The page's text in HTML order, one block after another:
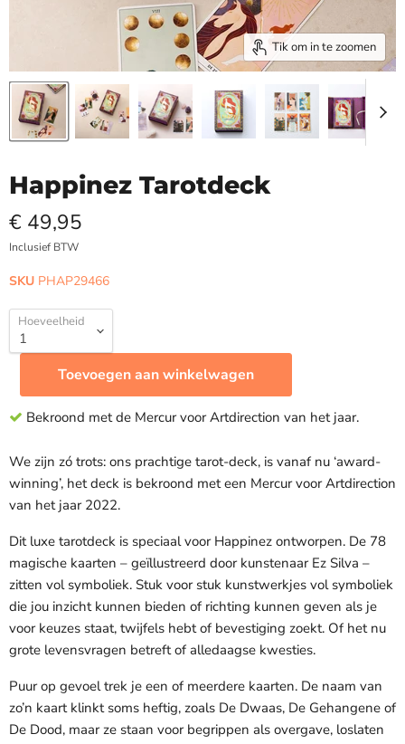
Tik om in te zoomen
Happinez Tarotdeck
€ 49,95
Inclusief BTW
SKU PHAP29466
Hoeveelheid
Toevoegen aan winkelwagen
Bekroond met de Mercur voor Artdirection van het jaar.
We zijn zó trots: ons prachtige tarot-deck, is vanaf nu ‘award-
winning’, het deck is bekroond met een Mercur voor Artdirection
van het jaar 2022.
Dit luxe tarotdeck is speciaal voor Happinez ontworpen. De 78
magische kaarten – geïllustreerd door kunstenaar Ez Silva –
zitten vol symboliek. Stuk voor stuk kunstwerkjes vol symboliek
die jou inzicht kunnen bieden of richting kunnen geven als je
voor keuzes staat, twijfels hebt of bevestiging zoekt. Of het nu
grote levensvragen betreft of alledaagse kwesties.
Puur op gevoel trek je een of meerdere kaarten. De naam van
zo’n kaart klinkt soms heftig, zoals De Dwaas, De Gehangene of
De Dood, maar ze staan voor begrippen als overgave, loslaten